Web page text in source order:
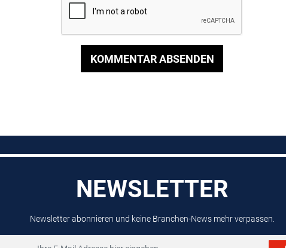
KOMMENTAR ABSENDEN
NEWSLETTER
Newsletter abonnieren und keine Branchen-News mehr verpassen.